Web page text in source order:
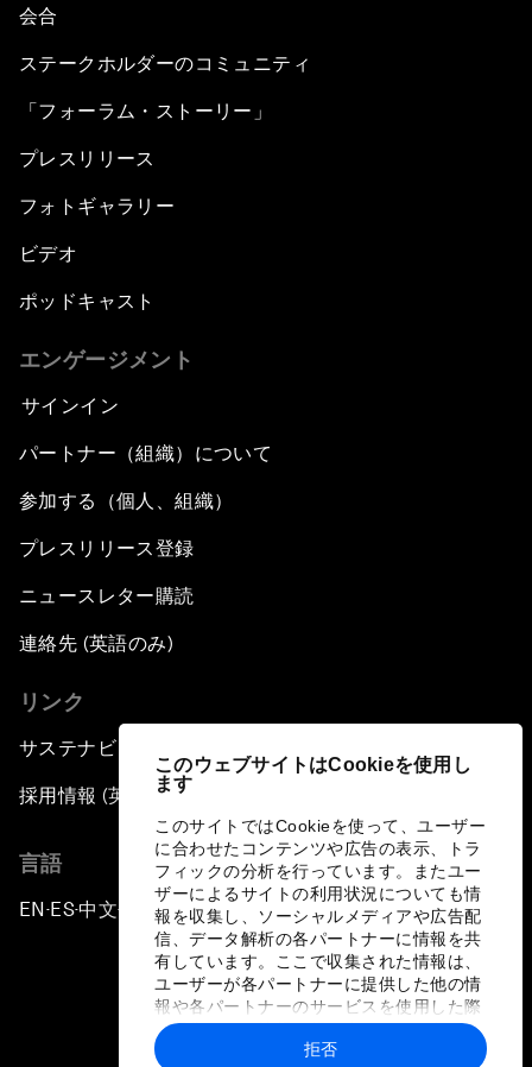
このウェブサイトはCookieを使用し
ます
このサイトではCookieを使って、ユーザー
に合わせたコンテンツや広告の表示、トラ
フィックの分析を行っています。またユー
ザーによるサイトの利用状況についても情
報を収集し、ソーシャルメディアや広告配
信、データ解析の各パートナーに情報を共
有しています。ここで収集された情報は、
ユーザーが各パートナーに提供した他の情
報や各パートナーのサービスを使用した際
に収集された情報と組み合わされ、各パー
トナーによって使用されることがありま
拒否
会合
ステークホルダーのコミュニティ
「フォーラム・ストーリー」
プレスリリース
フォトギャラリー
ビデオ
ポッドキャスト
エンゲージメント
サインイン
パートナー（組織）について
参加する（個人、組織）
プレスリリース登録
ニュースレター購読
連絡先 (英語のみ)
リンク
サステナビリティへの取り組み
採用情報 (英語のみ)
言語
EN ▪ ES▪中文▪ 日本語